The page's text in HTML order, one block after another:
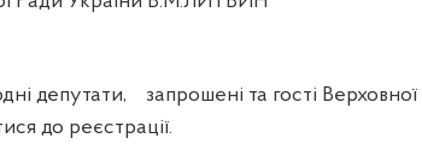
депутати,
запрошені та гості Верховної
до реєстрації.